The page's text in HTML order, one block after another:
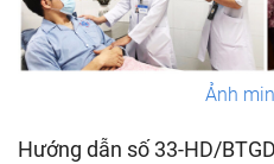
Ảnh
Hướng dẫn số 33-HD/